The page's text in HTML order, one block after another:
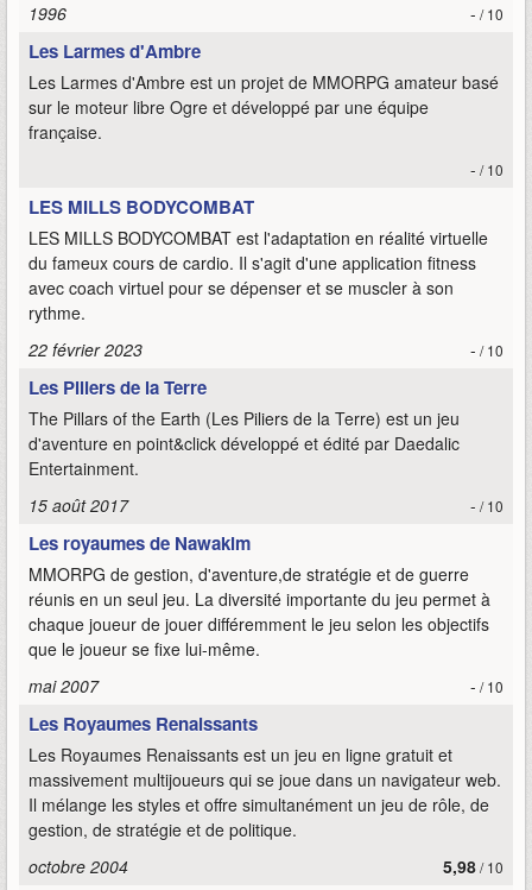
1996
- / 10
Les Larmes d'Ambre
Les Larmes d'Ambre est un projet de MMORPG amateur basé
sur le moteur libre Ogre et développé par une équipe
française.
- / 10
LES MILLS BODYCOMBAT
LES MILLS BODYCOMBAT est l'adaptation en réalité virtuelle
du fameux cours de cardio. Il s'agit d'une application fitness
avec coach virtuel pour se dépenser et se muscler à son
rythme.
22 février 2023
- / 10
Les Piliers de la Terre
The Pillars of the Earth (Les Piliers de la Terre) est un jeu
d'aventure en point&click développé et édité par Daedalic
Entertainment.
15 août 2017
- / 10
Les royaumes de Nawakim
MMORPG de gestion, d'aventure,de stratégie et de guerre
réunis en un seul jeu. La diversité importante du jeu permet à
chaque joueur de jouer différemment le jeu selon les objectifs
que le joueur se fixe lui-même.
mai 2007
- / 10
Les Royaumes Renaissants
Les Royaumes Renaissants est un jeu en ligne gratuit et
massivement multijoueurs qui se joue dans un navigateur web.
Il mélange les styles et offre simultanément un jeu de rôle, de
gestion, de stratégie et de politique.
octobre 2004
5,98/ 10